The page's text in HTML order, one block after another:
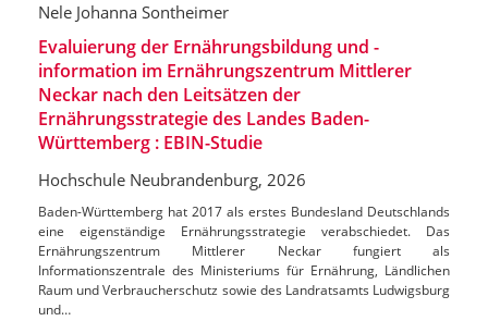
Nele Johanna Sontheimer
Evaluierung der Ernährungsbildung und -
information im Ernährungszentrum Mittlerer
Neckar nach den Leitsätzen der
Ernährungsstrategie des Landes Baden-
Württemberg : EBIN-Studie
Hochschule Neubrandenburg, 2026
Baden-Württemberg hat 2017 als erstes Bundesland Deutschlands
eine eigenständige Ernährungsstrategie verabschiedet. Das
Ernährungszentrum Mittlerer Neckar fungiert als
Informationszentrale des Ministeriums für Ernährung, Ländlichen
Raum und Verbraucherschutz sowie des Landratsamts Ludwigsburg
und…